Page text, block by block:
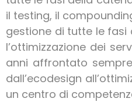
il testing, il
gestione di tutte le fasi
l’ottimizzazione dei
anni affrontato
dall’ecodesign
un centro di